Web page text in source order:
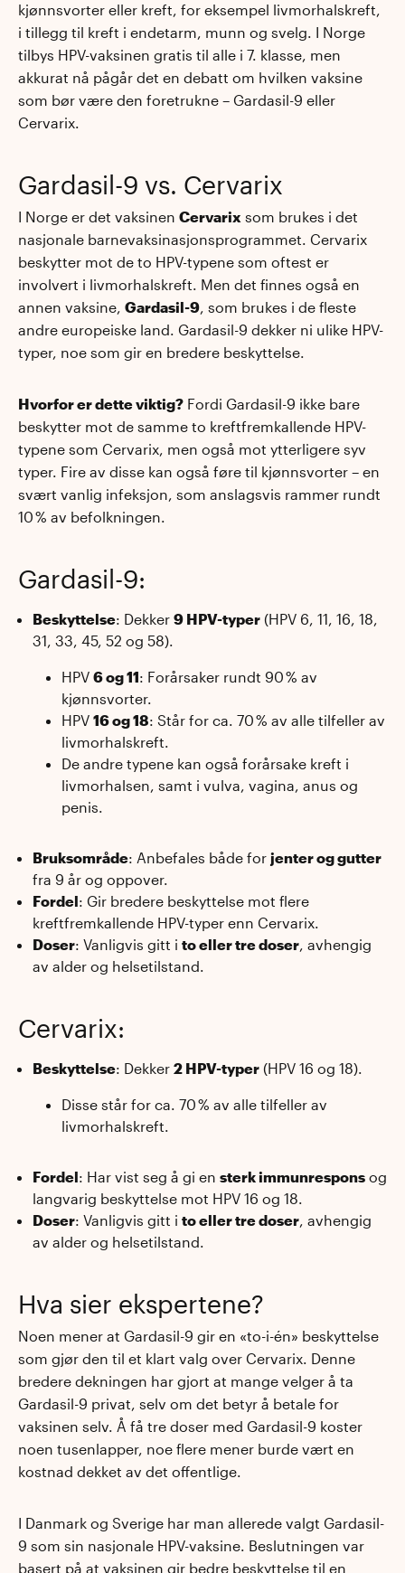
kjønnsvorter eller kreft, for eksempel livmorhalskreft,
i tillegg til kreft i endetarm, munn og svelg. I Norge
tilbys HPV-vaksinen gratis til alle i 7. klasse, men
akkurat nå pågår det en debatt om hvilken vaksine
som bør være den foretrukne – Gardasil-9 eller
Cervarix.
Gardasil-9 vs. Cervarix
I Norge er det vaksinen Cervarix som brukes i det
nasjonale barnevaksinasjonsprogrammet. Cervarix
beskytter mot de to HPV-typene som oftest er
involvert i livmorhalskreft. Men det finnes også en
annen vaksine, Gardasil-9, som brukes i de fleste
andre europeiske land. Gardasil-9 dekker ni ulike HPV-
typer, noe som gir en bredere beskyttelse.
Hvorfor er dette viktig? Fordi Gardasil-9 ikke bare
beskytter mot de samme to kreftfremkallende HPV-
typene som Cervarix, men også mot ytterligere syv
typer. Fire av disse kan også føre til kjønnsvorter – en
svært vanlig infeksjon, som anslagsvis rammer rundt
10 % av befolkningen.
Gardasil-9:
Beskyttelse: Dekker 9 HPV-typer (HPV 6, 11, 16, 18,
31, 33, 45, 52 og 58).
HPV 6 og 11: Forårsaker rundt 90 % av
kjønnsvorter.
HPV 16 og 18: Står for ca. 70 % av alle tilfeller av
livmorhalskreft.
De andre typene kan også forårsake kreft i
livmorhalsen, samt i vulva, vagina, anus og
penis.
Bruksområde: Anbefales både for jenter og gutter
fra 9 år og oppover.
Fordel: Gir bredere beskyttelse mot flere
kreftfremkallende HPV-typer enn Cervarix.
Doser: Vanligvis gitt i to eller tre doser, avhengig
av alder og helsetilstand.
Cervarix:
Beskyttelse: Dekker 2 HPV-typer (HPV 16 og 18).
Disse står for ca. 70 % av alle tilfeller av
livmorhalskreft.
Fordel: Har vist seg å gi en sterk immunrespons og
langvarig beskyttelse mot HPV 16 og 18.
Doser: Vanligvis gitt i to eller tre doser, avhengig
av alder og helsetilstand.
Hva sier ekspertene?
Noen mener at Gardasil-9 gir en «to-i-én» beskyttelse
som gjør den til et klart valg over Cervarix. Denne
bredere dekningen har gjort at mange velger å ta
Gardasil-9 privat, selv om det betyr å betale for
vaksinen selv. Å få tre doser med Gardasil-9 koster
noen tusenlapper, noe flere mener burde vært en
kostnad dekket av det offentlige.
I Danmark og Sverige har man allerede valgt Gardasil-
9 som sin nasjonale HPV-vaksine. Beslutningen var
basert på at vaksinen gir bedre beskyttelse til en